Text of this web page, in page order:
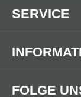
FOLGE
SERVICE